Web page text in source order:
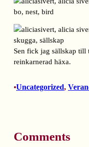
Sen fick jag sällskap till
reinkarnerad häxa.
•Uncategorized,
Comments